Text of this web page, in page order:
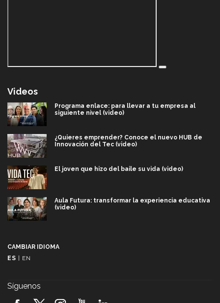
Videos
Programa enlace: para llevar a tu empresa al
siguiente nivel (video)
¿Quieres emprender? Conoce el nuevo HUB de
Innovación del Tec (video)
El joven que hizo del baile su vida (video)
Aula Futura: transformar la experiencia educativa
(video)
CAMBIAR IDIOMA
ES | EN
Síguenos